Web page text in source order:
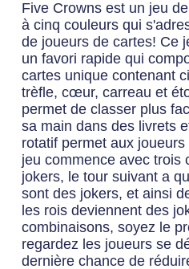
Five Crowns est un jeu
à cinq couleurs qui
de joueurs de cartes! Ce
un favori rapide qui
cartes unique contenant
trèfle, cœur, carreau et
permet de classer plus
sa main dans des livrets
rotatif permet aux
jeu commence avec trois
jokers, le tour suivant a
sont des jokers, et ainsi
les rois deviennent des
combinaisons, soyez le
regardez les joueurs se
dernière chance de